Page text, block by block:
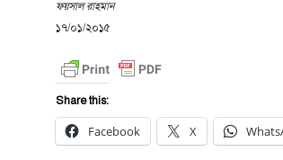
ফয়সাল রাহমান
১৭/০১/২০১৫
Share this:
Facebook X